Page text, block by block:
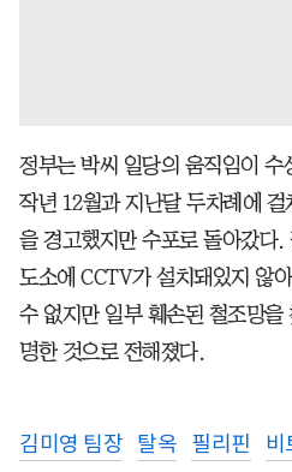
정부는 박씨 일당의 움직임이 수
작년 12월과 지난달 두차례에
을 경고했지만 수포로 돌아갔다
도소에 CCTV가 설치돼있지 않
수 없지만 일부 훼손된 철조망을
명한 것으로 전해졌다.
김미영 팀장 탈옥 필리핀 비